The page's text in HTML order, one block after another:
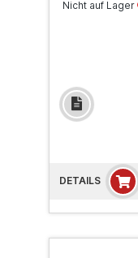
Nicht auf Lager
DETAILS